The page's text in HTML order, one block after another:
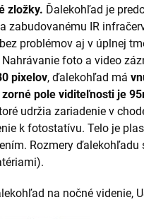
zložky. Ďalekohľad je
zabudovanému IR
problémov aj v úplnej
Nahrávanie foto a video
pixelov, ďalekohľad má
zorné pole viditeľnosti je
udržia zariadenie v
k fotostatívu. Telo je
Rozmery
na nočné videnie,